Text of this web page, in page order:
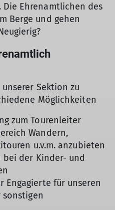
Ehrenamtlichen des
Berge und gehen
Sektion zu
Möglichkeiten
zum Tourenleiter
Wandern,
u.v.m. anzubieten
bei der Kinder- und
Engagierte für unseren